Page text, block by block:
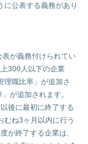
に公表する義務があり
が義務付けられてい
300人以下の企業
理職比率」が追加さ
が追加されます。
後に最初に終了する
むね3ヶ月以内に行う
が終了する企業は、